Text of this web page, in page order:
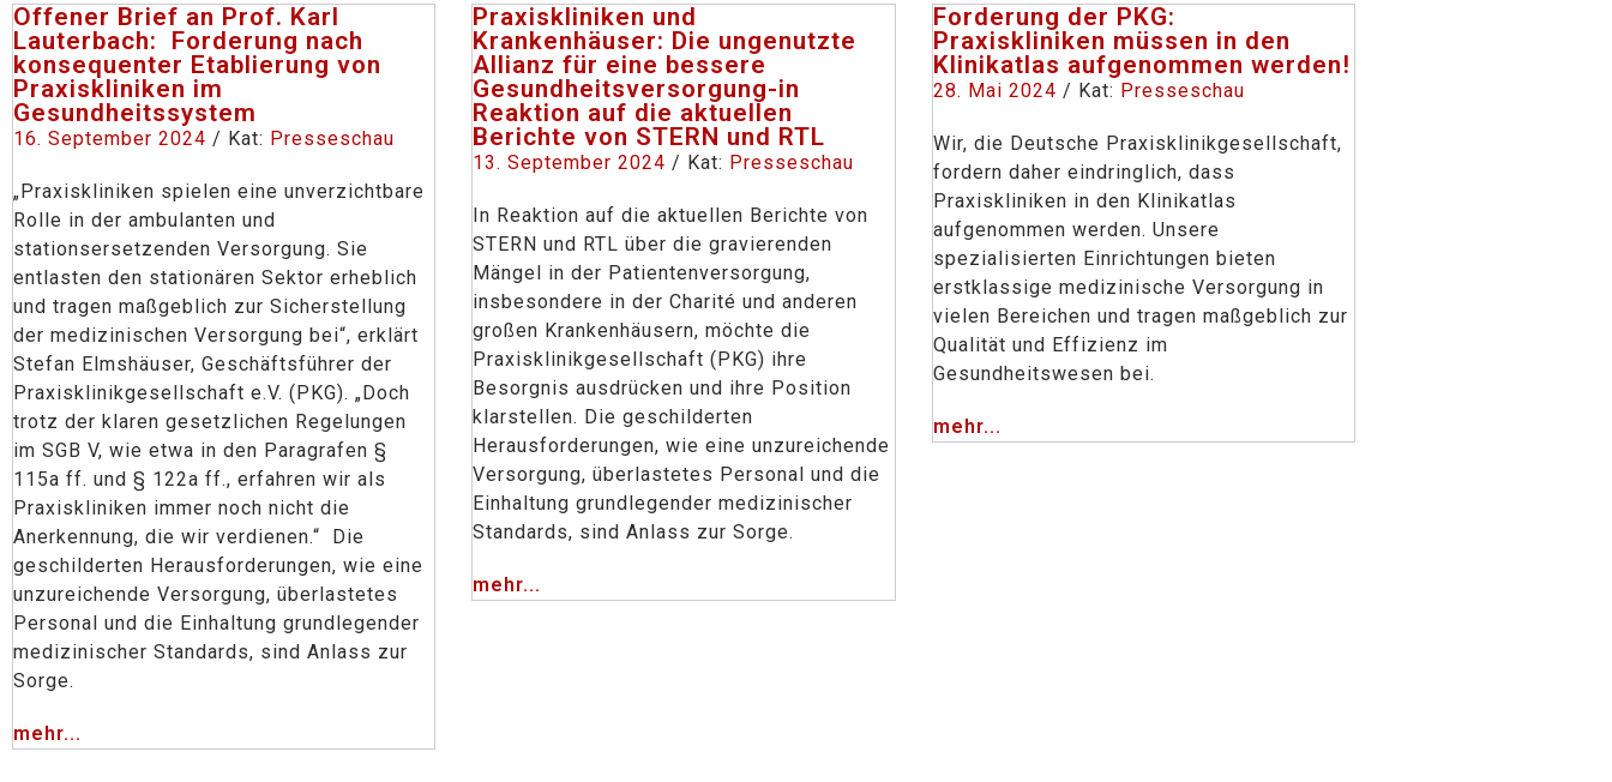
Offener Brief an Prof. Karl
Lauterbach: Forderung nach
konsequenter Etablierung von
Praxiskliniken im
Gesundheitssystem
16. September 2024 / Kat: Presseschau
„Praxiskliniken spielen eine unverzichtbare
Rolle in der ambulanten und
stationsersetzenden Versorgung. Sie
entlasten den stationären Sektor erheblich
und tragen maßgeblich zur Sicherstellung
der medizinischen Versorgung bei“, erklärt
Stefan Elmshäuser, Geschäftsführer der
Praxisklinikgesellschaft e.V. (PKG). „Doch
trotz der klaren gesetzlichen Regelungen
im SGB V, wie etwa in den Paragrafen §
115a ff. und § 122a ff., erfahren wir als
Praxiskliniken immer noch nicht die
Anerkennung, die wir verdienen.“ Die
geschilderten Herausforderungen, wie eine
unzureichende Versorgung, überlastetes
Personal und die Einhaltung grundlegender
medizinischer Standards, sind Anlass zur
Sorge.
mehr...
Praxiskliniken und
Krankenhäuser: Die ungenutzte
Allianz für eine bessere
Gesundheitsversorgung-in
Reaktion auf die aktuellen
Berichte von STERN und RTL
13. September 2024 / Kat: Presseschau
In Reaktion auf die aktuellen Berichte von
STERN und RTL über die gravierenden
Mängel in der Patientenversorgung,
insbesondere in der Charité und anderen
großen Krankenhäusern, möchte die
Praxisklinikgesellschaft (PKG) ihre
Besorgnis ausdrücken und ihre Position
klarstellen. Die geschilderten
Herausforderungen, wie eine unzureichende
Versorgung, überlastetes Personal und die
Einhaltung grundlegender medizinischer
Standards, sind Anlass zur Sorge.
mehr...
Forderung der PKG:
Praxiskliniken müssen in den
Klinikatlas aufgenommen werden!
28. Mai 2024 / Kat: Presseschau
Wir, die Deutsche Praxisklinikgesellschaft,
fordern daher eindringlich, dass
Praxiskliniken in den Klinikatlas
aufgenommen werden. Unsere
spezialisierten Einrichtungen bieten
erstklassige medizinische Versorgung in
vielen Bereichen und tragen maßgeblich zur
Qualität und Effizienz im
Gesundheitswesen bei.
mehr...